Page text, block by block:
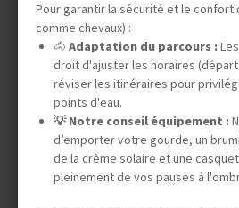
DATES &
Pour garantir la sécurité et le confort
comme chevaux) :
🐴 Adaptation du parcours :
droit d'ajuster les horaires
réviser les itinéraires pour
points d'eau.
💡 Notre conseil équipement :
d’emporter votre gourde, un
de la crème solaire et une
pleinement de vos pauses à